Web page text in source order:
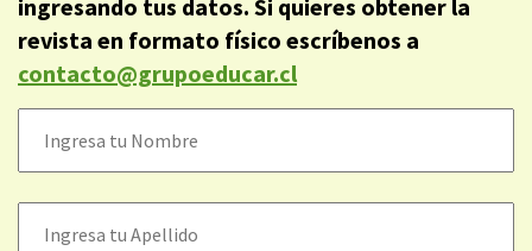
ingresando tus datos. Si quieres obtener la
revista en formato físico escríbenos a
contacto@grupoeducar.cl